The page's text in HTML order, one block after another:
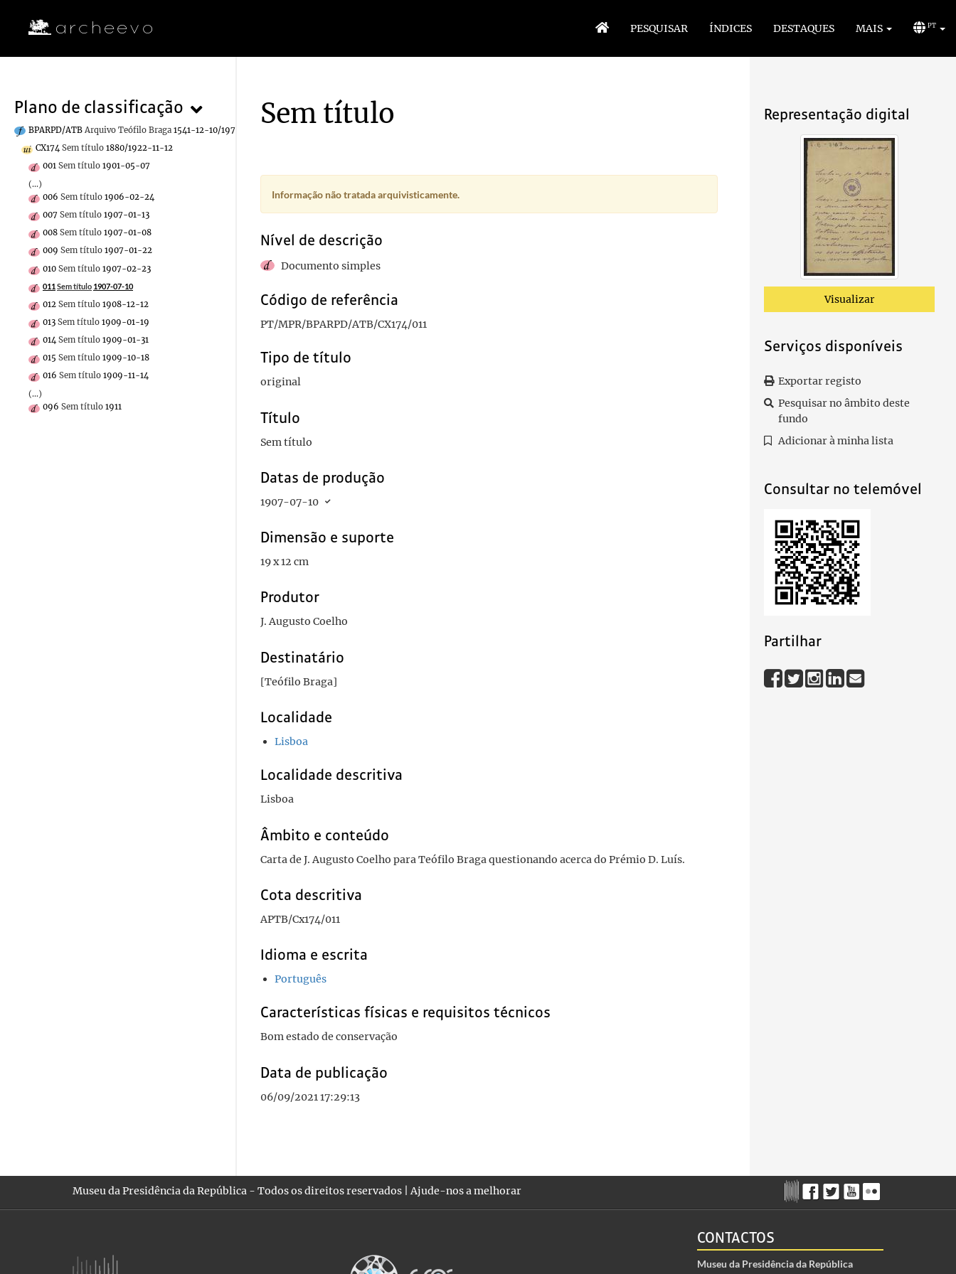
PESQUISAR ÍNDICES DESTAQUES MAIS PT
Plano de classificação
BPARPD/ATB Arquivo Teófilo Braga 1541-12-10/1970-12-30
CX174 Sem título 1880/1922-11-12
001 Sem título 1901-05-07
(...)
006 Sem título 1906-02-24
007 Sem título 1907-01-13
008 Sem título 1907-01-08
009 Sem título 1907-01-22
010 Sem título 1907-02-23
011 Sem título 1907-07-10
012 Sem título 1908-12-12
013 Sem título 1909-01-19
014 Sem título 1909-01-31
015 Sem título 1909-10-18
016 Sem título 1909-11-14
(...)
096 Sem título 1911
Representação digital
Visualizar
Serviços disponíveis
Exportar registo
Pesquisar no âmbito deste
fundo
Adicionar à minha lista
Consultar no telemóvel
Partilhar
Sem título
Informação não tratada arquivisticamente.
Nível de descrição
Documento simples
Código de referência
PT/MPR/BPARPD/ATB/CX174/011
Tipo de título
original
Título
Sem título
Datas de produção
1907-07-10
Dimensão e suporte
19 x 12 cm
Produtor
J. Augusto Coelho
Destinatário
[Teófilo Braga]
Localidade
Lisboa
Localidade descritiva
Lisboa
Âmbito e conteúdo
Carta de J. Augusto Coelho para Teófilo Braga questionando acerca do Prémio D. Luís.
Cota descritiva
APTB/Cx174/011
Idioma e escrita
Português
Características físicas e requisitos técnicos
Bom estado de conservação
Data de publicação
06/09/2021 17:29:13
Museu da Presidência da República - Todos os direitos reservados |Ajude-nos a melhorar
CONTACTOS
Museu da Presidência da República